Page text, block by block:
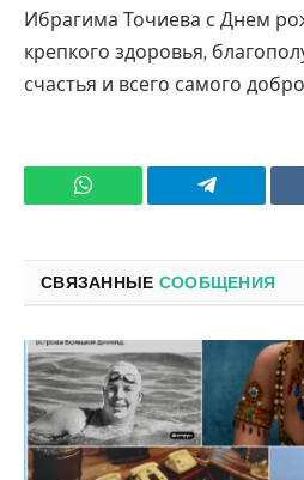
Ибрагима Точиева с Днем
крепкого здоровья,
счастья и всего самого
WhatsApp Телеграмм
СВЯЗАННЫЕ СООБЩЕНИЯ